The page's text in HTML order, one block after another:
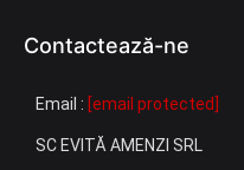
Contactează-ne
Email : [email protected]
SC EVITĂ AMENZI SRL